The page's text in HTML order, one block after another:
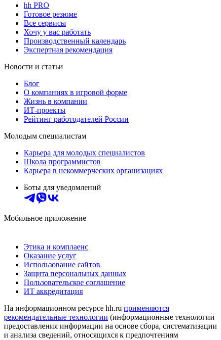
hh PRO
Готовое резюме
Все сервисы
Хочу у вас работать
Производственный календарь
Экспертная рекомендация
Новости и статьи
Блог
О компаниях в игровой форме
Жизнь в компании
ИТ-проекты
Рейтинг работодателей России
Молодым специалистам
Карьера для молодых специалистов
Школа программистов
Карьера в некоммерческих организациях
Боты для уведомлений
Мобильное приложение
Этика и комплаенс
Оказание услуг
Использование сайтов
Защита персональных данных
Пользовательское соглашение
ИТ аккредитация
На информационном ресурсе hh.ru применяются
рекомендательные технологии (информационные технологии
предоставления информации на основе сбора, систематизации
и анализа сведений, относящихся к предпочтениям